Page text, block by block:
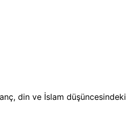
din ve İslam düşüncesindeki